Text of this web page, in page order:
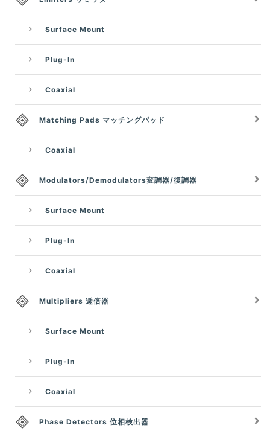
Surface Mount
Plug-In
Coaxial
Matching Pads マッチングパッド
Coaxial
Modulators/Demodulators変調器/復調器
Surface Mount
Plug-In
Coaxial
Multipliers 逓倍器
Surface Mount
Plug-In
Coaxial
Phase Detectors 位相検出器